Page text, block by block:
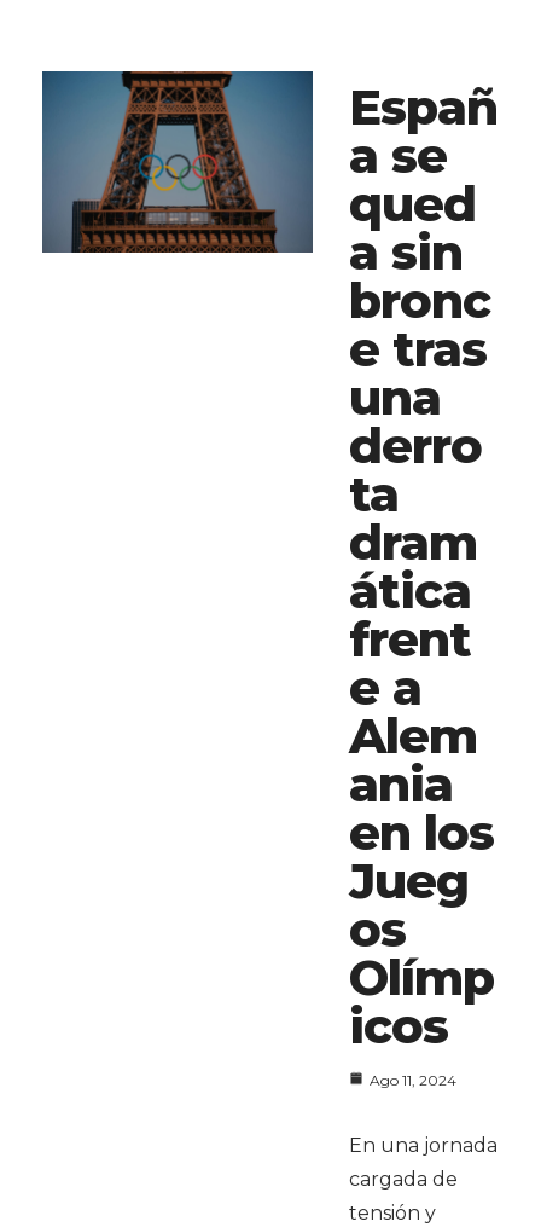
Españ
a se
qued
a sin
bronc
e tras
una
derro
ta
dram
ática
frent
e a
Alem
ania
en los
Jueg
os
Olímp
icos
Ago 11, 2024
En una jornada
cargada de
tensión y